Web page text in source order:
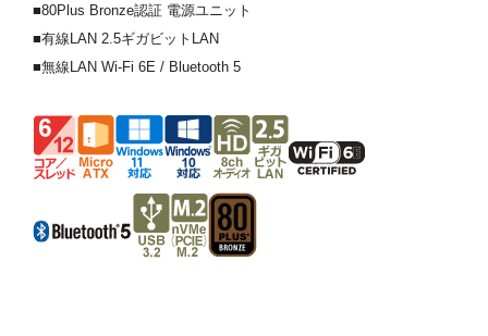
■80Plus Bronze認証 電源ユニット
■有線LAN 2.5ギガビットLAN
■無線LAN Wi-Fi 6E / Bluetooth 5